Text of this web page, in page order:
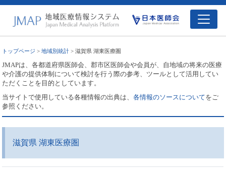
トップページ >地域別統計 > 滋賀県 湖東医療圏
JMAPは、各都道府県医師会、郡市区医師会や会員が、自地域の将来の医療
や介護の提供体制について検討を行う際の参考、ツールとして活用してい
ただくことを目的としています。
当サイトで使用している各種情報の出典は、各情報のソースについてをご
参照ください。
滋賀県 湖東医療圏